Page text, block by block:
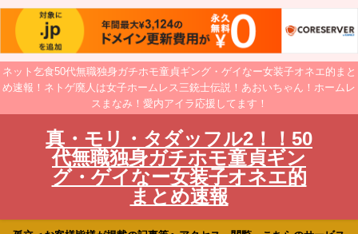
ネット乞食50代無職独身ガチホモ童貞ギング・ゲイなー女装子オネエ的まと
め速報！ネトゲ廃人は女子ホームレス三銃士伝説！あおいちゃん！ホームレ
スまなみ！愛内アイラ応援してます！
真・モリ・タダッフル2！！50
代無職独身ガチホモ童貞ギン
グ・ゲイなー女装子オネエ的
まとめ速報